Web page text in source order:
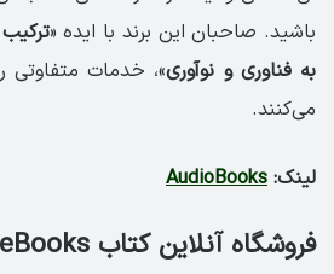
باشید. صاحبان این برند با ایده «
به فناوری و نوآوری»، خدمات متفاوتی
می‌کنند.
لینک: AudioBooks
فروشگاه آنلاین کتاب AbeBooks